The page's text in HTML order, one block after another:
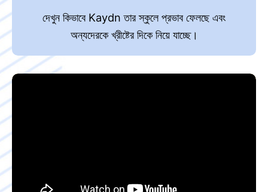
দেখুন কিভাবে Kaydn তার স্কুলে প্রভাব ফেলছে এবং
অন্যদেরকে খ্রীষ্টের দিকে নিয়ে যাচ্ছে।